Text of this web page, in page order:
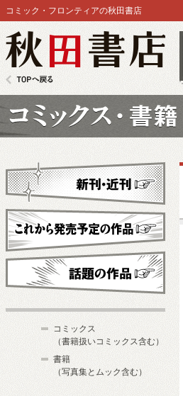
コミック・フロンティアの秋田書店
新刊・近刊
これから発売予定
コミックス
（書籍扱いコミックス含む）
書籍
（写真集とムック含む）